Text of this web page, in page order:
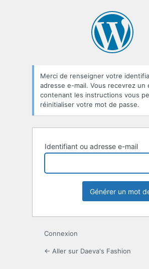
oublié
Merci de renseigner votre
adresse e-mail. Vous recevrez un
contenant les instructions vous
réinitialiser votre mot de passe.
Identifiant ou adresse e-mail
Connexion
← Aller sur Daeva's Fashion